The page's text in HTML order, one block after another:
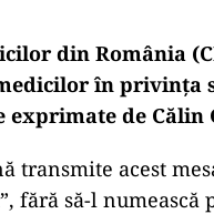
din România
în privința
de Călin
transmite acest
să-l numească